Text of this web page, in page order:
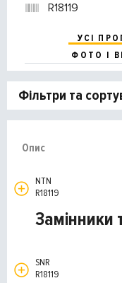
R18119
УСІ
ФОТО І
Фільтри та
Опис
NTN
R18119
Замінники
SNR
R18119